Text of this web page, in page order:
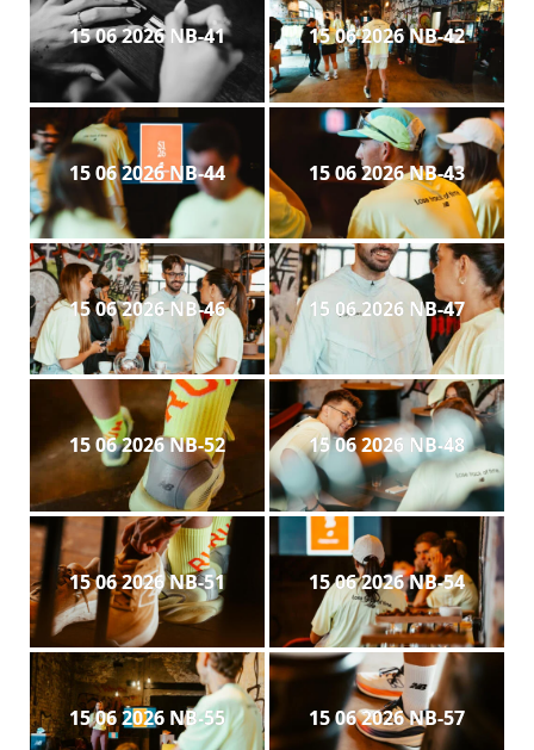
15 06 2026 NB-41 15 06 2026 NB-42
15 06 2026 NB-44 15 06 2026 NB-43
15 06 2026 NB-46 15 06 2026 NB-47
15 06 2026 NB-52 15 06 2026 NB-48
15 06 2026 NB-51 15 06 2026 NB-54
15 06 2026 NB-55 15 06 2026 NB-57